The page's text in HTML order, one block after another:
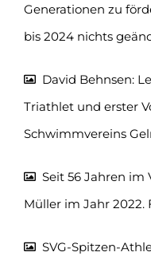
Generationen zu
bis 2024 nichts
David Behnsen:
Triathlet und erster
Schwimmvereins
Seit 56 Jahren im
Müller im Jahr 2022.
SVG-Spitzen-